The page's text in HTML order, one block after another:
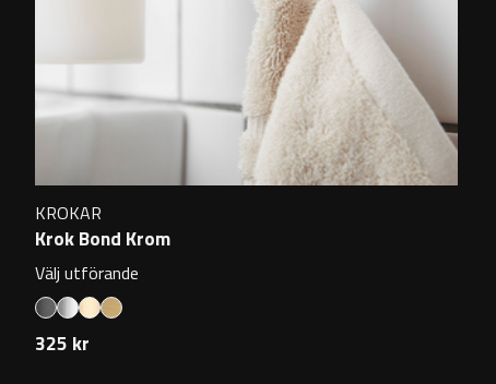
KROKAR
Krok Bond Krom
Välj utförande
325 kr